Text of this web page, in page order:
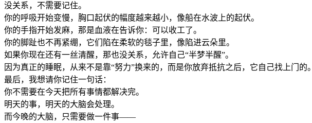
没关系，不需要记住。
你的呼吸开始变慢，胸口起伏的幅度越来越小，像船在水波上的起伏。
你的手指开始发麻，那是血液在告诉你：可以收工了。
你的脚趾也不再紧绷，它们陷在柔软的毯子里，像陷进云朵里。
如果你现在还有一丝清醒，那也没关系，允许自己“半梦半醒”。
因为真正的睡眠，从来不是靠“努力”换来的，而是你放弃抵抗之后，它自己找上门的。
最后，我想请你记住一句话：
你不需要在今天把所有事情都解决完。
明天的事，明天的大脑会处理。
而今晚的大脑，只需要做一件事——